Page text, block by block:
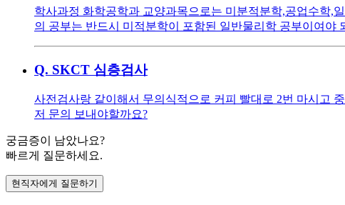
학사과정 화학공학과 교양과목으로는 미분적분학,공업수학,
의 공부는 반드시 미적분학이 포함된 일반물리학 공부이여야
Q. SKCT 심층검사
사전검사랑 같이해서 무의식적으로 커피 빨대로 2번 마시고
저 문의 보내야할까요?
궁금증이 남았나요?
빠르게 질문하세요.
현직자에게 질문하기